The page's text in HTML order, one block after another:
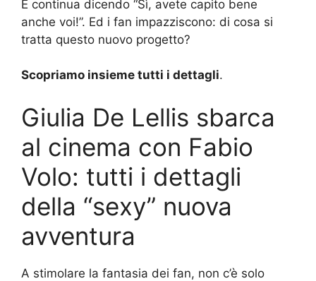
E continua dicendo “Sì, avete capito bene
anche voi!”. Ed i fan impazziscono: di cosa si
tratta questo nuovo progetto?
Scopriamo insieme tutti i dettagli.
Giulia De Lellis sbarca
al cinema con Fabio
Volo: tutti i dettagli
della “sexy” nuova
avventura
A stimolare la fantasia dei fan, non c’è solo